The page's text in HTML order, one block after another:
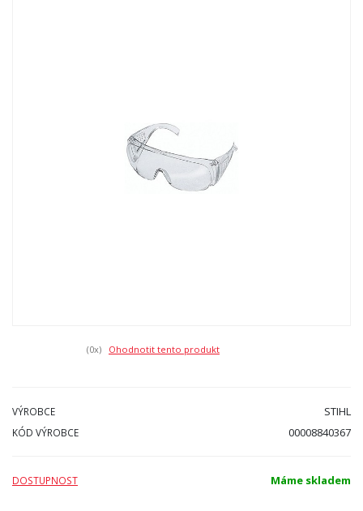
(0x) Ohodnotit tento produkt
VÝROBCE STIHL
KÓD VÝROBCE 00008840367
DOSTUPNOST Máme skladem